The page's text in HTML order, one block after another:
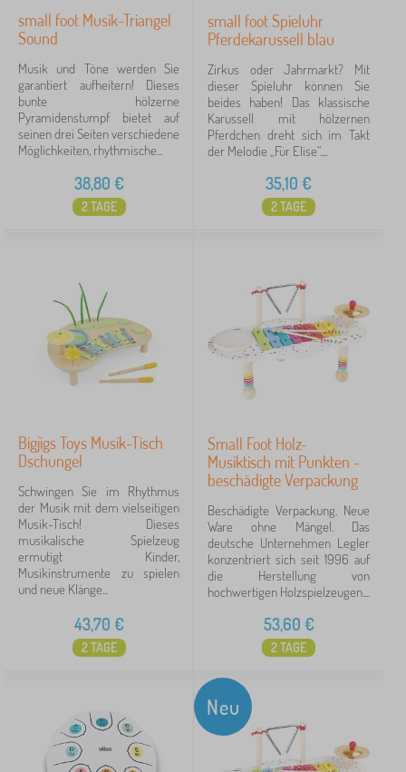
small foot Musik-Triangel
Sound
Musik und Töne werden Sie
garantiert aufheitern! Dieses
bunte hölzerne
Pyramidenstumpf bietet auf
seinen drei Seiten verschiedene
Möglichkeiten, rhythmische...
38,80 €
2 TAGE
small foot Spieluhr
Pferdekarussell blau
Zirkus oder Jahrmarkt? Mit
dieser Spieluhr können Sie
beides haben! Das klassische
Karussell mit hölzernen
Pferdchen dreht sich im Takt
der Melodie „Für Elise“....
35,10 €
2 TAGE
Bigjigs Toys Musik-Tisch
Dschungel
Schwingen Sie im Rhythmus
der Musik mit dem vielseitigen
Musik-Tisch! Dieses
musikalische Spielzeug
ermutigt Kinder,
Musikinstrumente zu spielen
und neue Klänge...
43,70 €
2 TAGE
Small Foot Holz-
Musiktisch mit Punkten -
beschädigte Verpackung
Beschädigte Verpackung. Neue
Ware ohne Mängel. Das
deutsche Unternehmen Legler
konzentriert sich seit 1996 auf
die Herstellung von
hochwertigen Holzspielzeugen....
53,60 €
2 TAGE
Neu